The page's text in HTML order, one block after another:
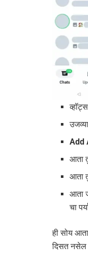
Add
आता
आता
आता
चा
ही सोय
दिसत नसेल